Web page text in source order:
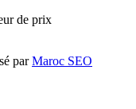
de prix
parMaroc SEO